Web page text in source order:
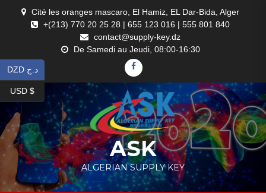
Cité les oranges mascaro, El Hamiz, EL Dar-Bida, Alger
+(213) 770 20 25 28 | 655 123 016 | 555 801 840
contact@supply-key.dz
De Samedi au Jeudi, 08:00-16:30
FACEBOOK
ASK
ALGERIAN SUPPLY KEY
DZD د.ج
USD $